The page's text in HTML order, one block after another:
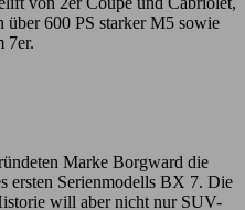
über 600 PS starker M5 sowie
7er.
Marke Borgward die
ersten Serienmodells BX 7. Die
will aber nicht nur SUV-